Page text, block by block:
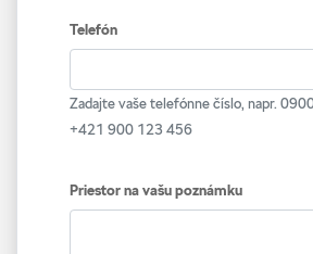
Telefón
Zadajte vaše telefónne číslo, napr.
+421 900 123 456
Priestor na vašu poznámku